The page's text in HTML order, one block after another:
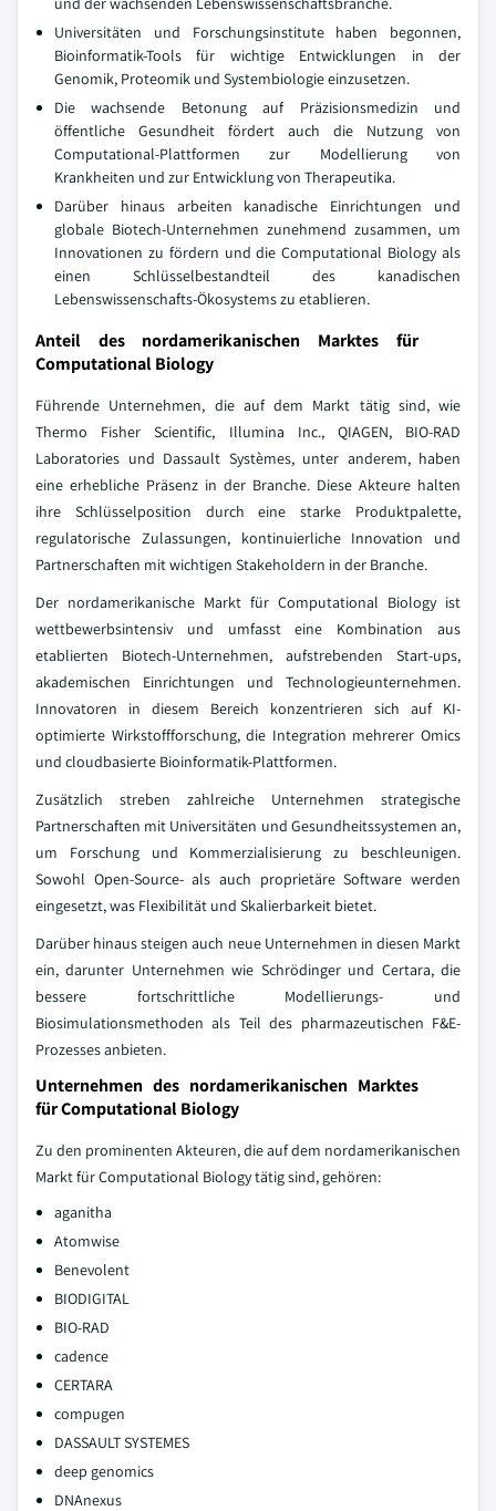
Universitäten und Forschungsinstitute haben begonnen,
Bioinformatik-Tools für wichtige Entwicklungen in der
Genomik, Proteomik und Systembiologie einzusetzen.
Die wachsende Betonung auf Präzisionsmedizin und
öffentliche Gesundheit fördert auch die Nutzung von
Computational-Plattformen zur Modellierung von
Krankheiten und zur Entwicklung von Therapeutika.
Darüber hinaus arbeiten kanadische Einrichtungen und
globale Biotech-Unternehmen zunehmend zusammen, um
Innovationen zu fördern und die Computational Biology als
einen Schlüsselbestandteil des kanadischen
Lebenswissenschafts-Ökosystems zu etablieren.
Anteil des nordamerikanischen Marktes für
Computational Biology
Führende Unternehmen, die auf dem Markt tätig sind, wie
Thermo Fisher Scientific, Illumina Inc., QIAGEN, BIO-RAD
Laboratories und Dassault Systèmes, unter anderem, haben
eine erhebliche Präsenz in der Branche. Diese Akteure halten
ihre Schlüsselposition durch eine starke Produktpalette,
regulatorische Zulassungen, kontinuierliche Innovation und
Partnerschaften mit wichtigen Stakeholdern in der Branche.
Der nordamerikanische Markt für Computational Biology ist
wettbewerbsintensiv und umfasst eine Kombination aus
etablierten Biotech-Unternehmen, aufstrebenden Start-ups,
akademischen Einrichtungen und Technologieunternehmen.
Innovatoren in diesem Bereich konzentrieren sich auf KI-
optimierte Wirkstoffforschung, die Integration mehrerer Omics
und cloudbasierte Bioinformatik-Plattformen.
Zusätzlich streben zahlreiche Unternehmen strategische
Partnerschaften mit Universitäten und Gesundheitssystemen an,
um Forschung und Kommerzialisierung zu beschleunigen.
Sowohl Open-Source- als auch proprietäre Software werden
eingesetzt, was Flexibilität und Skalierbarkeit bietet.
Darüber hinaus steigen auch neue Unternehmen in diesen Markt
ein, darunter Unternehmen wie Schrödinger und Certara, die
bessere fortschrittliche Modellierungs- und
Biosimulationsmethoden als Teil des pharmazeutischen F&E-
Prozesses anbieten.
Unternehmen des nordamerikanischen Marktes
für Computational Biology
Zu den prominenten Akteuren, die auf dem nordamerikanischen
Markt für Computational Biology tätig sind, gehören:
aganitha
Atomwise
Benevolent
BIODIGITAL
BIO-RAD
cadence
CERTARA
compugen
DASSAULT SYSTEMES
deep genomics
DNAnexus